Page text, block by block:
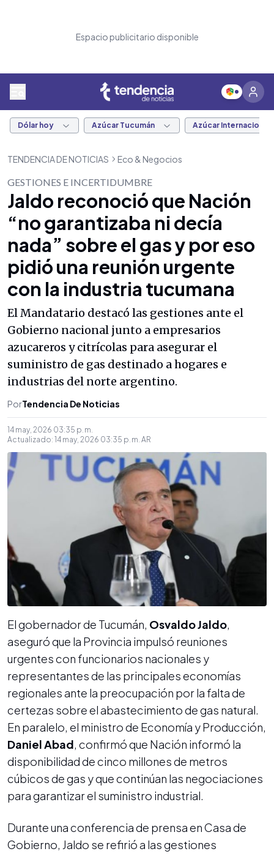
Espacio publicitario disponible
Dólar hoy Azúcar Tucumán Azúcar Internacional
TENDENCIA DE NOTICIAS Eco & Negocios
GESTIONES E INCERTIDUMBRE
Jaldo reconoció que Nación
“no garantizaba ni decía
nada” sobre el gas y por eso
pidió una reunión urgente
con la industria tucumana
El Mandatario destacó las gestiones ante el
Gobierno nacional junto a empresarios
azucareros y citrícolas para asegurar el
suministro de gas destinado a hogares e
industrias del norte argentino.
PorTendencia De Noticias
14 may, 2026 03:35 p. m.
Actualizado: 14 may, 2026 03:35 p. m. AR
El gobernador de Tucumán, Osvaldo Jaldo,
aseguró que la Provincia impulsó reuniones
urgentes con funcionarios nacionales y
representantes de las principales economías
regionales ante la preocupación por la falta de
certezas sobre el abastecimiento de gas natural.
En paralelo, el ministro de Economía y Producción,
Daniel Abad, confirmó que Nación informó la
disponibilidad de cinco millones de metros
cúbicos de gas y que continúan las negociaciones
para garantizar el suministro industrial.
Durante una conferencia de prensa en Casa de
Gobierno, Jaldo se refirió a las gestiones